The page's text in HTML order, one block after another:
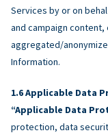
Services by or on
and campaign content,
aggregated/
Information.
Applicable Data
“Applicable Data
protection, data